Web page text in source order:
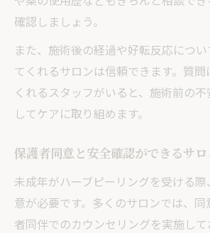
確認しましょう。
また、施術後の経過や好転反応につ
てくれるサロンは信頼できます。質問
くれるスタッフがいると、施術前の
してケアに取り組めます。
保護者同意と安全確認ができるサ
未成年がハーブピーリングを受ける
意が必要です。多くのサロンでは、
者同伴でのカウンセリングを実施し